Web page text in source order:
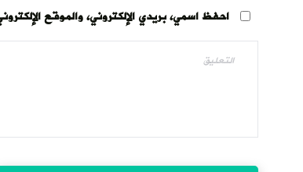
احفظ اسمي، بريدي الإلكتروني، والموقع